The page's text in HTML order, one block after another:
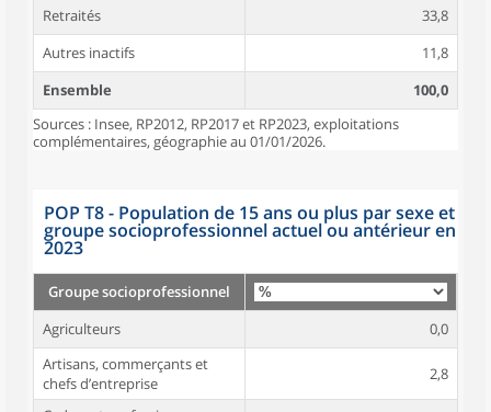
Retraités
33,8
Autres inactifs
11,8
Ensemble
100,0
Sources : Insee, RP2012, RP2017 et RP2023, exploitations
complémentaires, géographie au 01/01/2026.
POP T8 - Population de 15 ans ou plus par sexe et
groupe socioprofessionnel actuel ou antérieur en
2023
Groupe socioprofessionnel
Agriculteurs
0,0
Artisans, commerçants et
chefs d’entreprise
2,8